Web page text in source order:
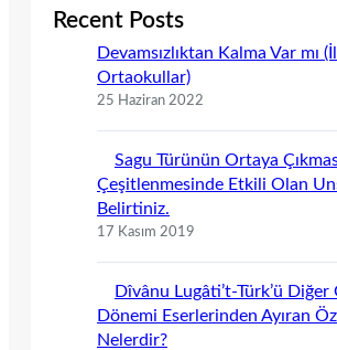
Recent Posts
Devamsızlıktan Kalma Var mı
Ortaokullar)
25 Haziran 2022
Sagu Türünün Ortaya
Çeşitlenmesinde Etkili Olan
Belirtiniz.
17 Kasım 2019
Dîvânu Lugâti’t-Türk’ü Diğer
Dönemi Eserlerinden Ayıran
Nelerdir?